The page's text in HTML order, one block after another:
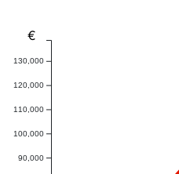
90,000
100,000
110,000
120,000
130,000
€